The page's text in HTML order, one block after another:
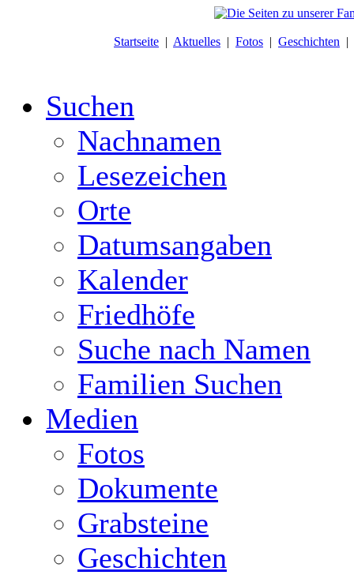
Startseite | Aktuelles | Fotos | Geschichten |
Suchen
Nachnamen
Lesezeichen
Orte
Datumsangaben
Kalender
Friedhöfe
Suche nach Namen
Familien Suchen
Medien
Fotos
Dokumente
Grabsteine
Geschichten